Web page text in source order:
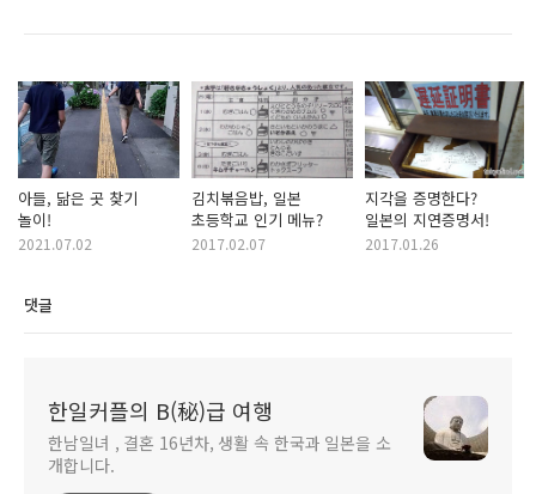
아들, 닮은 곳 찾기
놀이!
2021.07.02
김치볶음밥, 일본
초등학교 인기 메뉴?
2017.02.07
지각을 증명한다?
일본의 지연증명서!
2017.01.26
댓글
한일커플의 B(秘)급 여행
한남일녀 , 결혼 16년차, 생활 속 한국과 일본을 소
개합니다.